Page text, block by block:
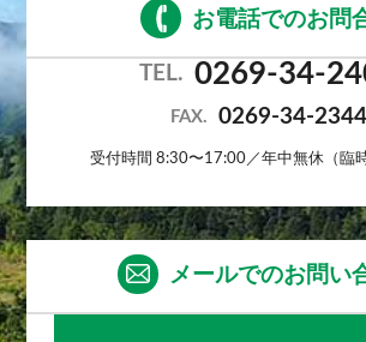
お電話でのお問
TEL. 0269-34-
FAX. 0269-34-2344
受付時間 8:30〜17:00／年中無休（臨
メールでのお問い